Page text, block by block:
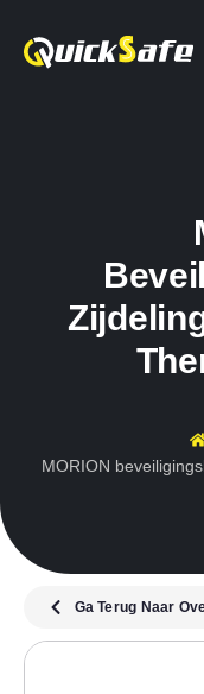
MORION
Ga Terug Naar